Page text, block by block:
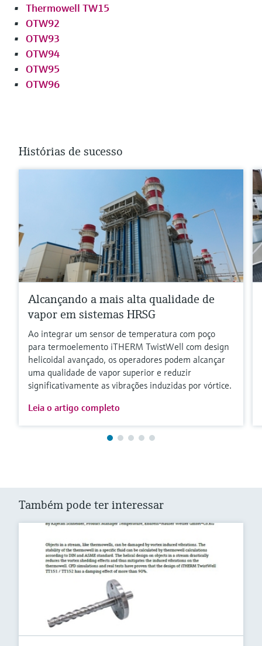
Thermowell TW15
OTW92
OTW93
OTW94
OTW95
OTW96
Histórias de sucesso
Alcançando a mais alta qualidade de
vapor em sistemas HRSG
Ao integrar um sensor de temperatura com poço
para termoelemento iTHERM TwistWell com design
helicoidal avançado, os operadores podem alcançar
uma qualidade de vapor superior e reduzir
significativamente as vibrações induzidas por vórtice.
Leia o artigo completo
Também pode ter interessar